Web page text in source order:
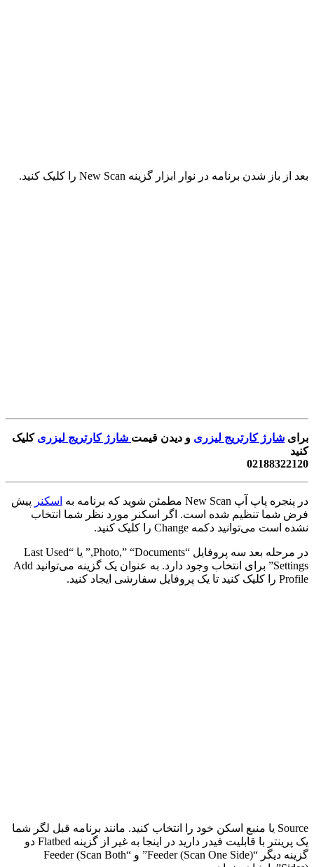
بعد از باز شدن برنامه در نوار ابزار گزینه New Scan را کلیک کنید.
برای شارژ کارتریج لیزری و دیدن قیمت شارژ کارتریج لیزری کلیک
کنید
02188322120
در پنجره پاپ آپ New Scan مطمئن شوید که برنامه به اسکنر پیش
فرض شما تنظیم شده است. اگر اسکنر مورد نظر شما انتخاب
نشده است می‌توانید دکمه Change را کلیک کنید.
در مرحله بعد سه پروفایل “Photo,” “Documents,” یا “Last Used
Settings” برای انتخاب وجود دارد. به عنوان یک گزینه می‌توانید Add
Profile را کلیک کنید تا یک پروفایل سفارشی ایجاد کنید.
Source یا منبع اسکن خود را انتخاب کنید. مانند برنامه قبل لگر شما
یک پرینتر با قابلیت فیدر دارید در اینجا به غیر از گزینه Flatbed دو
گزینه دیگر “Feeder (Scan One Side)” و “Feeder (Scan Both